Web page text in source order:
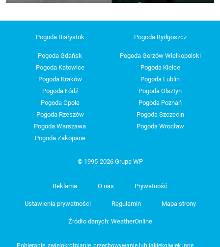
Pogoda Białystok Pogoda Bydgoszcz
Pogoda Gdańsk
Pogoda Gorzów Wielkopolski
Pogoda Katowice
Pogoda Kielce
Pogoda Kraków
Pogoda Lublin
Pogoda Łódź
Pogoda Olsztyn
Pogoda Opole
Pogoda Poznań
Pogoda Rzeszów
Pogoda Szczecin
Pogoda Warszawa
Pogoda Wrocław
Pogoda Zakopane
© 1995-2026 Grupa WP
Reklama O nas Prywatność
Ustawienia prywatności Regulamin Mapa strony
Źródło danych: WeatherOnline
Pobieranie, zwielokrotnianie, przechowywanie lub jakiekolwiek inne